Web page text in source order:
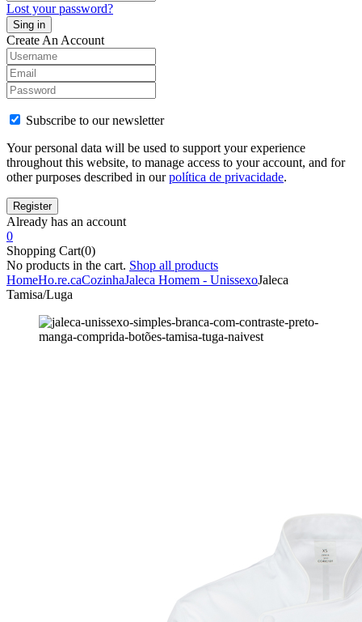
Lost your password?
Create An Account
Subscribe to our newsletter
Your personal data will be used to support your experience
throughout this website, to manage access to your account, and for
other purposes described in ourpolítica de privacidade.
Already has an account
0
Shopping Cart(0)
No products in the cart. Shop all products
HomeHo.re.caCozinhaJaleca Homem - UnissexoJaleca
Tamisa/Luga